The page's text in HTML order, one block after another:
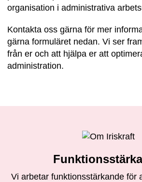
organisation i administrativa
Kontakta oss gärna för mer
gärna formuläret nedan. Vi ser
från er och att hjälpa er att
administration.
Vi arbetar funktionsstärkande för